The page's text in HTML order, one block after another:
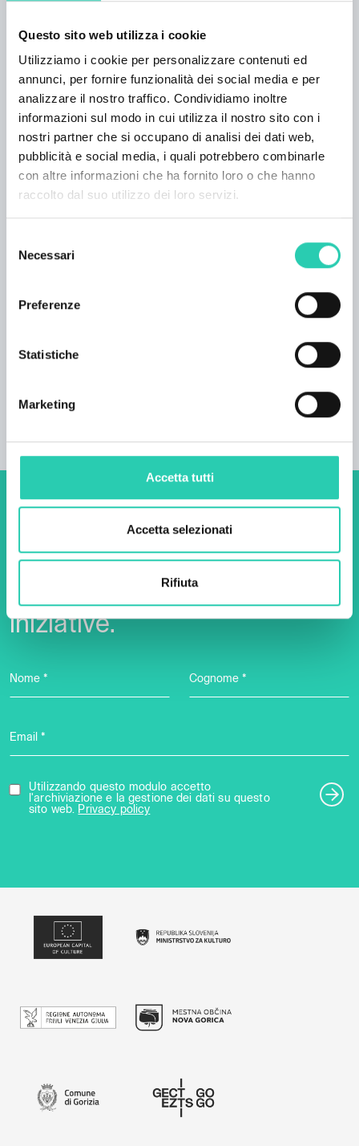
Questo sito web utilizza i cookie
Utilizziamo i cookie per personalizzare contenuti ed
annunci, per fornire funzionalità dei social media e per
analizzare il nostro traffico. Condividiamo inoltre
informazioni sul modo in cui utilizza il nostro sito con i
nostri partner che si occupano di analisi dei dati web,
pubblicità e social media, i quali potrebbero combinarle
con altre informazioni che ha fornito loro o che hanno
raccolto dal suo utilizzo dei loro servizi.
delNecessari
Preferenze
Statistiche
Marketing
Accetta tutti
Accetta selezionati
Rifiuta
Accessibile ai disabili; Ammessi piccoli animali;
Frigorifero; Impianti audiovisivi; Reception
aperta 24 ore; Riscaldamento; Sala relax;
Stampa quotidiana; Trasporto bagagli; TV; Wifi;
Lingue parlate
Italiano;
Descrizione camere
L'Albergo Sonia propone 47 camere fra singole,
47
91
Non perderti i prossimi
eventi! Iscriviti alla
newsletter di GO! 2025 per
scoprire tutte le nostre
iniziative.
Nome * Cognome *
Email *
Utilizzando questo modulo accetto
l'archiviazione e la gestione dei dati su questo
sito web.
Privacy policy